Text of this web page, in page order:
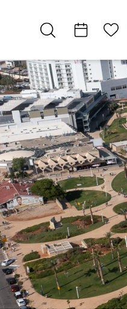
רשימת מועדפים
דרום ים המלח
בתי מלון
מלון וורט ים…